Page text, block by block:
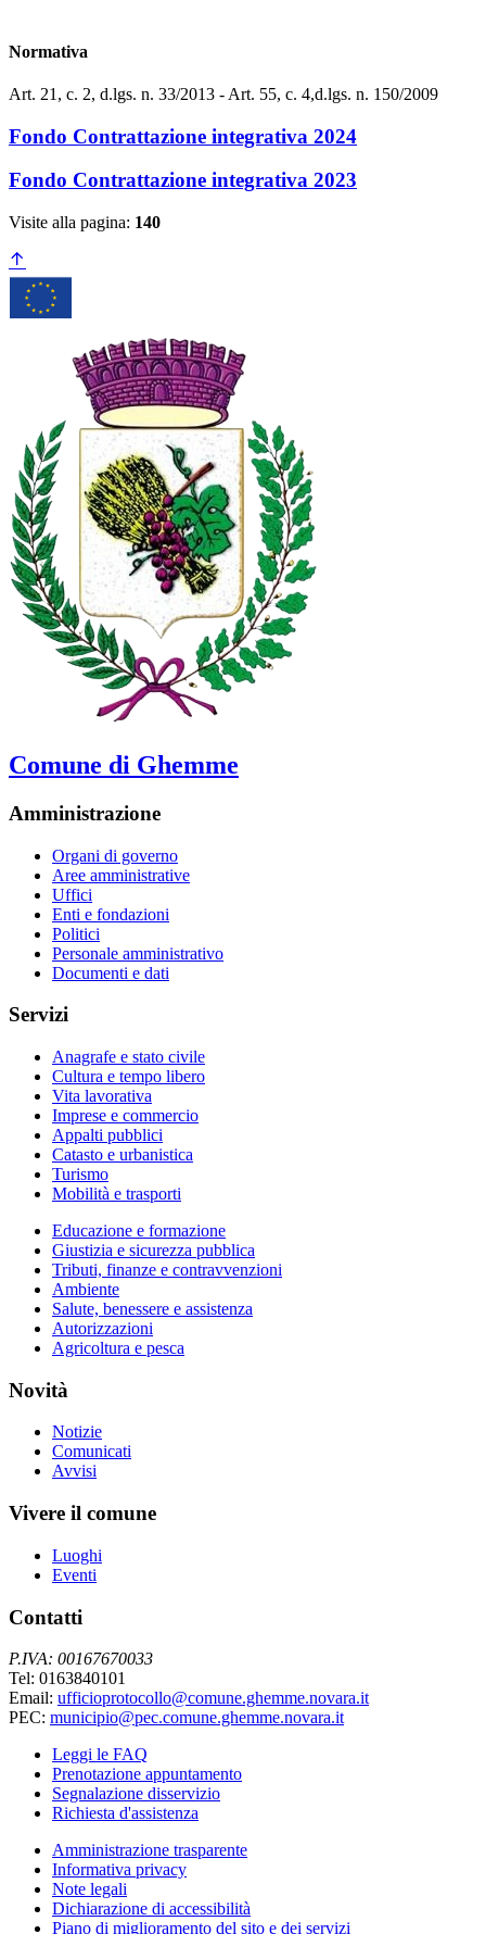
Normativa
Art. 21, c. 2, d.lgs. n. 33/2013 - Art. 55, c. 4,d.lgs. n. 150/2009
Fondo Contrattazione integrativa 2024
Fondo Contrattazione integrativa 2023
Visite alla pagina: 140
Comune di Ghemme
Amministrazione
Organi di governo
Aree amministrative
Uffici
Enti e fondazioni
Politici
Personale amministrativo
Documenti e dati
Servizi
Anagrafe e stato civile
Cultura e tempo libero
Vita lavorativa
Imprese e commercio
Appalti pubblici
Catasto e urbanistica
Turismo
Mobilità e trasporti
Educazione e formazione
Giustizia e sicurezza pubblica
Tributi, finanze e contravvenzioni
Ambiente
Salute, benessere e assistenza
Autorizzazioni
Agricoltura e pesca
Novità
Notizie
Comunicati
Avvisi
Vivere il comune
Luoghi
Eventi
Contatti
P.IVA: 00167670033
Tel: 0163840101
Email: ufficioprotocollo@comune.ghemme.novara.it
PEC: municipio@pec.comune.ghemme.novara.it
Leggi le FAQ
Prenotazione appuntamento
Segnalazione disservizio
Richiesta d'assistenza
Amministrazione trasparente
Informativa privacy
Note legali
Dichiarazione di accessibilità
Piano di miglioramento del sito e dei servizi